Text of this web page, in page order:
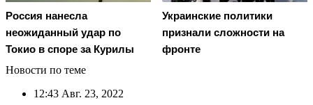
Россия нанесла
неожиданный удар по
Токио в споре за Курилы
Украинские политики
признали сложности на
фронте
Новости по теме
12:43 Авг. 23, 2022